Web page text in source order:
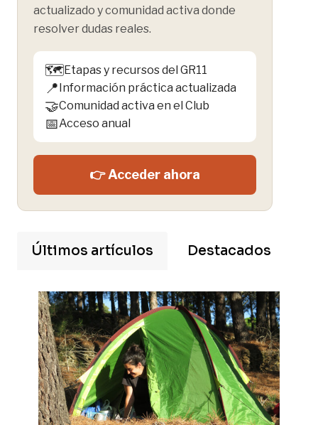
actualizado y comunidad activa donde
resolver dudas reales.
🗺️Etapas y recursos del GR11
📍Información práctica actualizada
🤝Comunidad activa en el Club
📅Acceso anual
👉 Acceder ahora
Últimos artículos Destacados